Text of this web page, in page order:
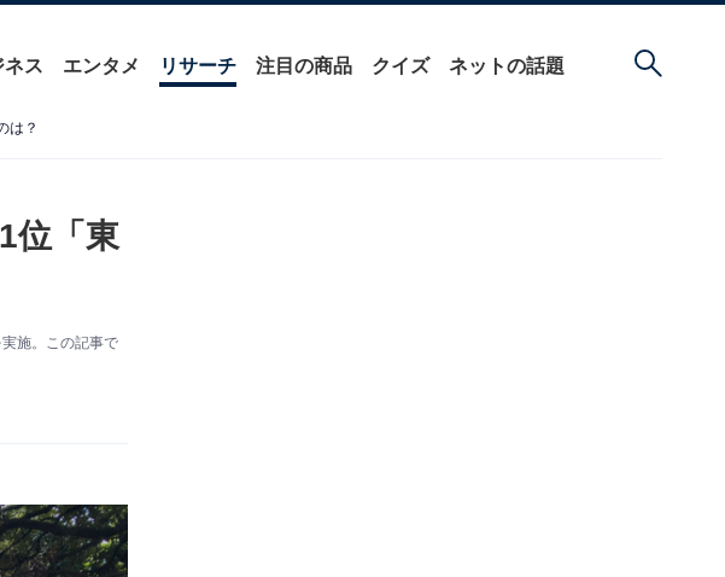
ネス エンタメ リサーチ 注目の商品 クイズ ネットの話題
は？
位「東
施。この記事で